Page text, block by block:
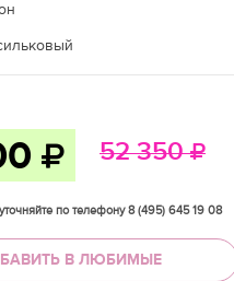
52 350
по телефону 8 (495) 645 19 08
В ЛЮБИМЫЕ